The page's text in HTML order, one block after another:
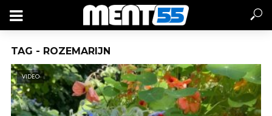
TAG - ROZEMARIJN
VIDEO